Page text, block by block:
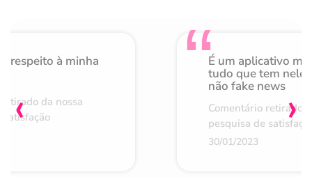
respeito à minha
da nossa
É um aplicativo
tudo que tem nele
não fake news
Comentário retirado
pesquisa de
30/01/2023
‹ ›